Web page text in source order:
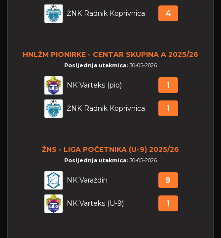
ŽNK Radnik Koprivnica 4
HNLŽM PIONIRKE - CENTAR SKUPINA A 2025/26
Posljednja utakmica: 30-05-2026
NK Varteks (pio) 1
ŽNK Radnik Koprivnica 1
ŽNS - LIGA POČETNIKA (U-9) 2025/26
Posljednja utakmica: 30-05-2026
NK Varaždin 9
NK Varteks (U-9) 1